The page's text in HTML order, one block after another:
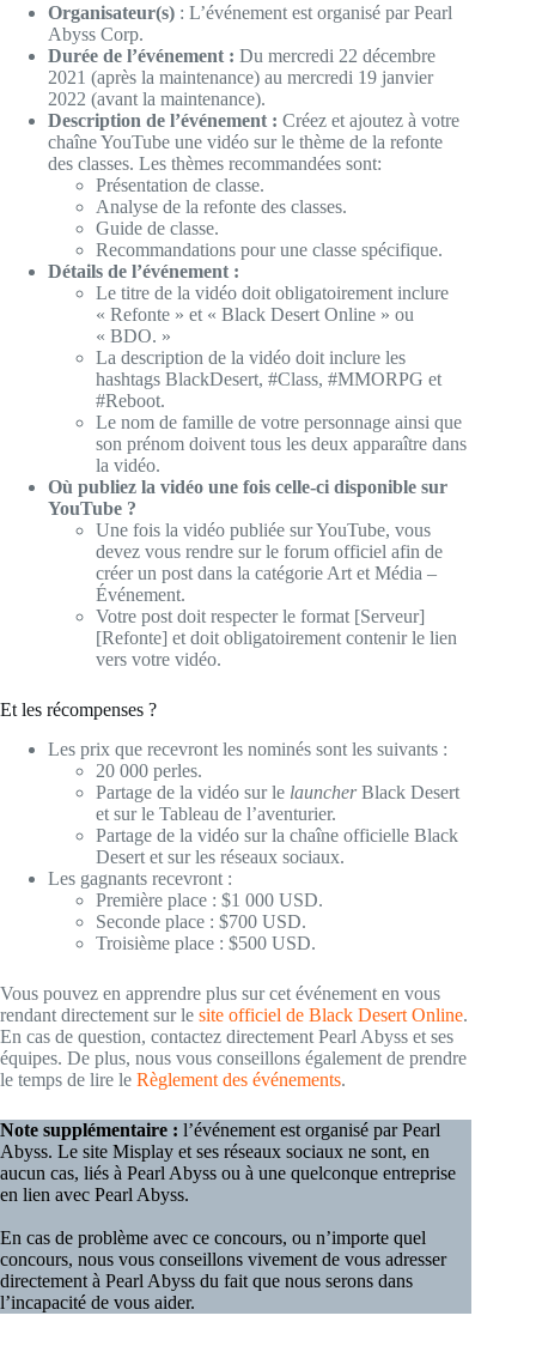
Organisateur(s) : L’événement est organisé par Pearl
Abyss Corp.
Durée de l’événement : Du mercredi 22 décembre
2021 (après la maintenance) au mercredi 19 janvier
2022 (avant la maintenance).
Description de l’événement : Créez et ajoutez à votre
chaîne YouTube une vidéo sur le thème de la refonte
des classes. Les thèmes recommandées sont:
Présentation de classe.
Analyse de la refonte des classes.
Guide de classe.
Recommandations pour une classe spécifique.
Détails de l’événement :
Le titre de la vidéo doit obligatoirement inclure
« Refonte » et « Black Desert Online » ou
« BDO. »
La description de la vidéo doit inclure les
hashtags BlackDesert, #Class, #MMORPG et
#Reboot.
Le nom de famille de votre personnage ainsi que
son prénom doivent tous les deux apparaître dans
la vidéo.
Où publiez la vidéo une fois celle-ci disponible sur
YouTube ?
Une fois la vidéo publiée sur YouTube, vous
devez vous rendre sur le forum officiel afin de
créer un post dans la catégorie Art et Média –
Événement.
Votre post doit respecter le format [Serveur]
[Refonte] et doit obligatoirement contenir le lien
vers votre vidéo.
Et les récompenses ?
Les prix que recevront les nominés sont les suivants :
20 000 perles.
Partage de la vidéo sur le launcherBlack Desert
et sur le Tableau de l’aventurier.
Partage de la vidéo sur la chaîne officielle Black
Desert et sur les réseaux sociaux.
Les gagnants recevront :
Première place : $1 000 USD.
Seconde place : $700 USD.
Troisième place : $500 USD.
Vous pouvez en apprendre plus sur cet événement en vous
rendant directement sur le site officiel de Black Desert Online.
En cas de question, contactez directement Pearl Abyss et ses
équipes. De plus, nous vous conseillons également de prendre
le temps de lire le Règlement des événements.
Note supplémentaire : l’événement est organisé par Pearl
Abyss. Le site Misplay et ses réseaux sociaux ne sont, en
aucun cas, liés à Pearl Abyss ou à une quelconque entreprise
en lien avec Pearl Abyss.
En cas de problème avec ce concours, ou n’importe quel
concours, nous vous conseillons vivement de vous adresser
directement à Pearl Abyss du fait que nous serons dans
l’incapacité de vous aider.